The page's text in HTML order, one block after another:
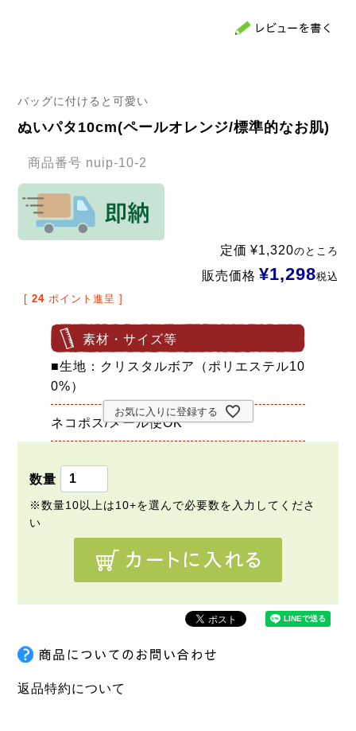
バッグに付けると可愛い
ぬいパタ10cm(ペールオレンジ/標準的なお肌)
商品番号 nuip-10-2
定価 ¥1,320のところ
販売価格 ¥1,298税込
[ 24 ポイント進呈 ]
素材・サイズ等
■生地：クリスタルボア（ポリエステル10
0%）
ネコポス/メール便OK
お気に入りに登録する
返品特約について